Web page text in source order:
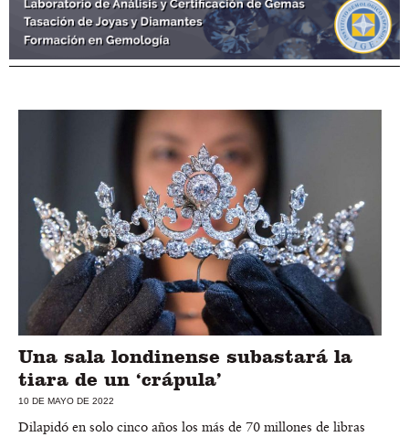
Una sala londinense subastará la
tiara de un ‘crápula’
10 DE MAYO DE 2022
Dilapidó en solo cinco años los más de 70 millones de libras